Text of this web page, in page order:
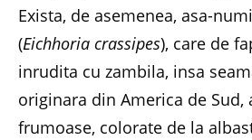
Exista, de asemenea, asa-
(Eichhoria crassipes), care de
inrudita cu zambila, insa
originara din America de Sud,
frumoase, colorate de la